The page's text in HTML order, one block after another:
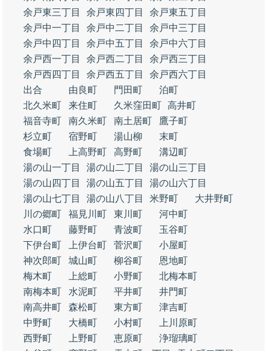
余戸東三丁目
余戸東四丁目
余戸東五丁目
余戸中一丁目
余戸中二丁目
余戸中三丁目
余戸中四丁目
余戸中五丁目
余戸中六丁目
余戸西一丁目
余戸西二丁目
余戸西三丁目
余戸西四丁目
余戸西五丁目
余戸西六丁目
出合
由良町 門田町
泊町
北久米町
来住町 久米窪田町 高井町
福音寺町
南久米町 南土居町
鷹子町
杉立町
宿野町 湯山柳
末町
食場町
上高野町 高野町
溝辺町
湯の山一丁目
湯の山二丁目
湯の山三丁目
湯の山四丁目
湯の山五丁目
湯の山六丁目
湯の山七丁目
湯の山八丁目 米野町
大井野町
川の郷町
福見川町 東川町
河中町
水口町
藤野町 青波町
玉谷町
下伊台町
上伊台町 菅沢町
小屋町
神次郎町
城山町 柳谷町
恩地町
梅木町
上総町 小野町
北梅本町
南梅本町
水泥町 平井町
井門町
南高井町
森松町 東方町
津吉町
中野町
大橋町 小村町
上川原町
西野町
上野町 恵原町
浄瑠璃町